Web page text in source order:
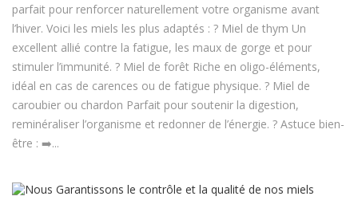
parfait pour renforcer naturellement votre organisme avant
l’hiver. Voici les miels les plus adaptés : ? Miel de thym Un
excellent allié contre la fatigue, les maux de gorge et pour
stimuler l’immunité. ? Miel de forêt Riche en oligo-éléments,
idéal en cas de carences ou de fatigue physique. ? Miel de
caroubier ou chardon Parfait pour soutenir la digestion,
reminéraliser l’organisme et redonner de l’énergie. ? Astuce bien-
être : ➡️...